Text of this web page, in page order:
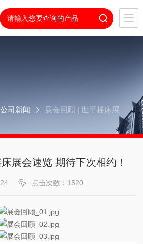
公司新闻
展会回顾 | 世平摇床展
展会速览 期待下次相约！
点击次数：1520